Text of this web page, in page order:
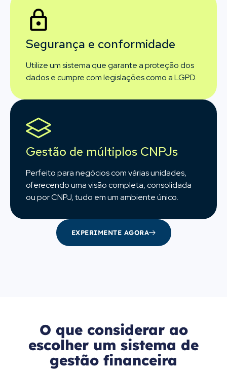
Segurança e conformidade
Utilize um sistema que garante a proteção dos
dados e cumpre com legislações como a LGPD.
Gestão de múltiplos CNPJs
Perfeito para negócios com várias unidades,
oferecendo uma visão completa, consolidada
ou por CNPJ, tudo em um ambiente único.
EXPERIMENTE AGORA
O que considerar ao
escolher um sistema de
gestão financeira